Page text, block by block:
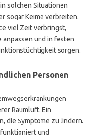
solchen Situationen
sogar Keime verbreiten.
viel Zeit verbringst,
und in festen
sorgen.
Personen
Raumluft. Ein
die Symptome zu lindern.
und